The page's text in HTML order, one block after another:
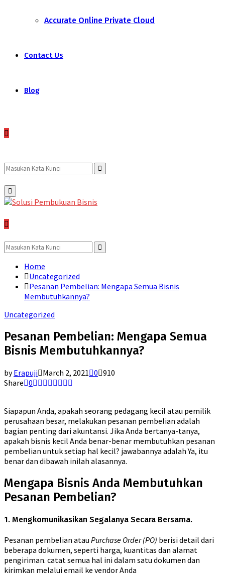
Accurate Online Private Cloud
Contact Us
Blog
Search
for:
Search
Primary
Menu
Search
for:
Search
Home
Uncategorized
Pesanan Pembelian: Mengapa Semua Bisnis
Membutuhkannya?
Uncategorized
Pesanan Pembelian: Mengapa Semua
Bisnis Membutuhkannya?
byErapuji March 2, 2021 0 910
Share 0
Siapapun Anda, apakah seorang pedagang kecil atau pemilik
perusahaan besar, melakukan pesanan pembelian adalah
bagian penting dari akuntansi. Jika Anda bertanya-tanya,
apakah bisnis kecil Anda benar-benar membutuhkan pesanan
pembelian untuk setiap hal kecil? jawabannya adalah Ya, itu
benar dan dibawah inilah alasannya.
Mengapa Bisnis Anda Membutuhkan
Pesanan Pembelian?
1. Mengkomunikasikan Segalanya Secara Bersama.
Pesanan pembelian atau Purchase Order (PO) berisi detail dari
beberapa dokumen, seperti harga, kuantitas dan alamat
pengiriman. catat semua hal ini dalam satu dokumen dan
kirimkan melalui email ke vendor Anda